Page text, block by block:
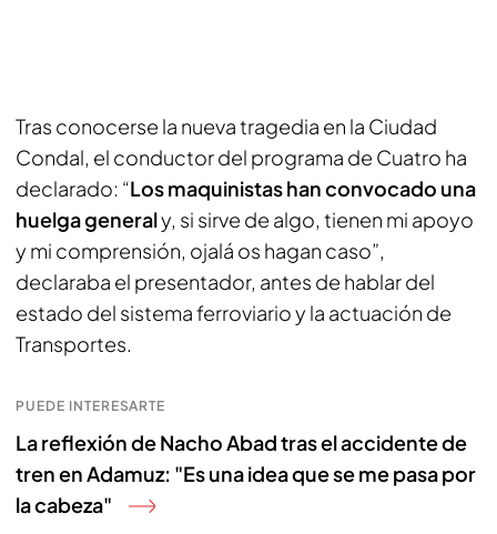
Tras conocerse la nueva tragedia en la Ciudad
Condal, el conductor del programa de Cuatro ha
declarado: “Los maquinistas han convocado una
huelga generaly, si sirve de algo, tienen mi apoyo
y mi comprensión, ojalá os hagan caso”,
declaraba el presentador, antes de hablar del
estado del sistema ferroviario y la actuación de
Transportes.
PUEDE INTERESARTE
La reflexión de Nacho Abad tras el accidente de
tren en Adamuz: "Es una idea que se me pasa por
la cabeza"